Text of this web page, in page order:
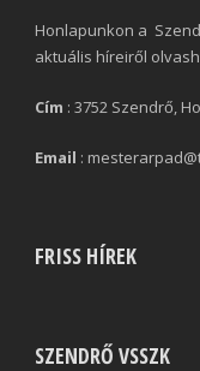
Honlapunkon a
aktuális híreiről
Cím : 3752 Szendrő,
Email :
FRISS HÍREK
SZENDRŐ VSSZK